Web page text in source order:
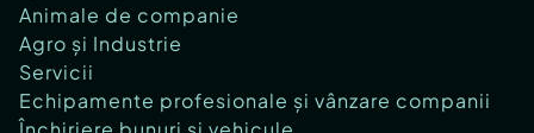
Animale de companie
Agro și Industrie
Servicii
Echipamente profesionale și vânzare companii